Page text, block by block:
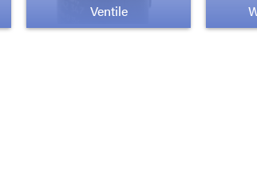
Ventile